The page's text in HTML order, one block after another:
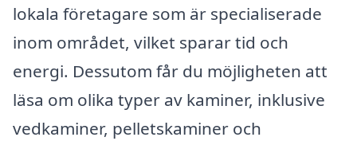
lokala företagare som är specialiserade
inom området, vilket sparar tid och
energi. Dessutom får du möjligheten att
läsa om olika typer av kaminer, inklusive
vedkaminer, pelletskaminer och